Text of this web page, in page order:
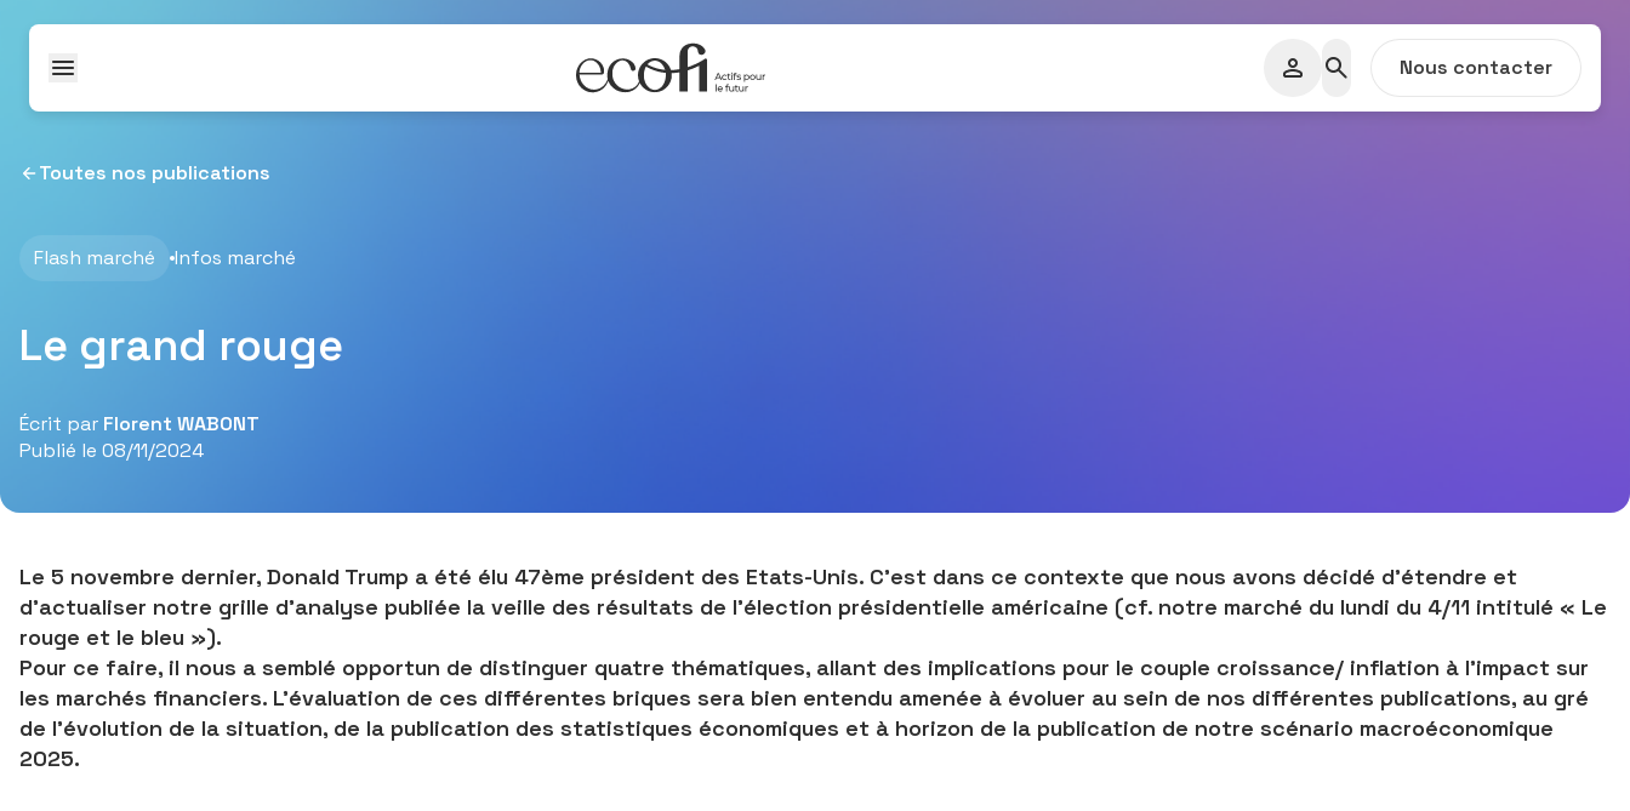
Nous contacter
Toutes nos publications
Flash marché Infos marché
Le grand rouge
Écrit par Florent WABONT
Publié le 08/11/2024
Le 5 novembre dernier, Donald Trump a été élu 47ème président des Etats-Unis. C’est dans ce contexte que nous avons décidé d’étendre et
d’actualiser notre grille d’analyse publiée la veille des résultats de l’élection présidentielle américaine (cf. notre marché du lundi du 4/11 intitulé « Le
rouge et le bleu »).
Pour ce faire, il nous a semblé opportun de distinguer quatre thématiques, allant des implications pour le couple croissance/ inflation à l’impact sur
les marchés financiers. L’évaluation de ces différentes briques sera bien entendu amenée à évoluer au sein de nos différentes publications, au gré
de l’évolution de la situation, de la publication des statistiques économiques et à horizon de la publication de notre scénario macroéconomique
2025.